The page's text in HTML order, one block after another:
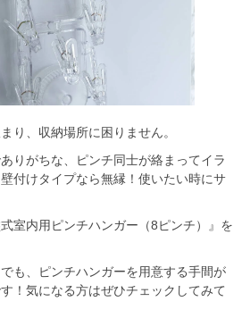
り、収納場所に困りません。
りがちな、ピンチ同士が絡まってイラ
付けタイプなら無縁！使いたい時にサ
室内用ピンチハンガー（8ピンチ）』を
も、ピンチハンガーを用意する手間が
！気になる方はぜひチェックしてみて